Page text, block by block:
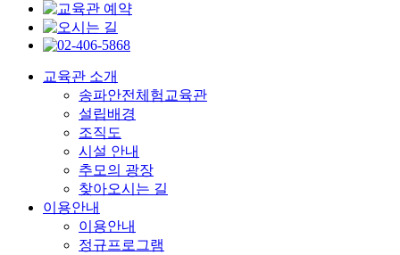
교육관 소개
송파안전체험교육관
설립배경
조직도
시설 안내
추모의 광장
찾아오시는 길
이용안내
이용안내
정규프로그램